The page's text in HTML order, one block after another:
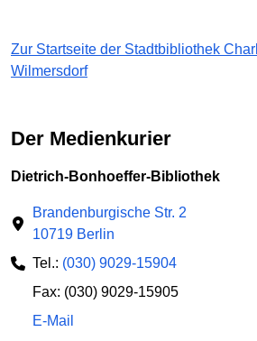
Zur Startseite der Stadtbibliothek
Wilmersdorf
Der Medienkurier
Dietrich-Bonhoeffer-Bibliothek
Brandenburgische Str. 2
10719 Berlin
Tel.: (030) 9029-15904
Fax: (030) 9029-15905
E-Mail